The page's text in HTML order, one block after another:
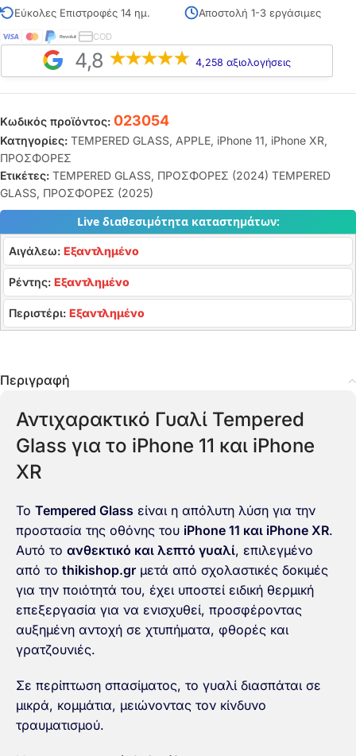
Εύκολες Επιστροφές 14 ημ.
Αποστολή 1-3 εργάσιμες
COD
4,8 4,258 αξιολογήσεις
Κωδικός προϊόντος: 023054
Κατηγορίες: TEMPERED GLASS, APPLE, iPhone 11, iPhone XR,
ΠΡΟΣΦΟΡΕΣ
Ετικέτες: TEMPERED GLASS, ΠΡΟΣΦΟΡΕΣ (2024) TEMPERED
GLASS, ΠΡΟΣΦΟΡΕΣ (2025)
Live διαθεσιμότητα καταστημάτων:
Αιγάλεω: Εξαντλημένο
Ρέντης: Εξαντλημένο
Περιστέρι: Εξαντλημένο
Περιγραφή
Αντιχαρακτικό Γυαλί Tempered
Glass για το iPhone 11 και iPhone
XR
Το Tempered Glass είναι η απόλυτη λύση για την
προστασία της οθόνης του iPhone 11 και iPhone XR.
Αυτό το ανθεκτικό και λεπτό γυαλί, επιλεγμένο
από το thikishop.gr μετά από σχολαστικές δοκιμές
για την ποιότητά του, έχει υποστεί ειδική θερμική
επεξεργασία για να ενισχυθεί, προσφέροντας
αυξημένη αντοχή σε χτυπήματα, φθορές και
γρατζουνιές.
Σε περίπτωση σπασίματος, το γυαλί διασπάται σε
μικρά, κομμάτια, μειώνοντας τον κίνδυνο
τραυματισμού.